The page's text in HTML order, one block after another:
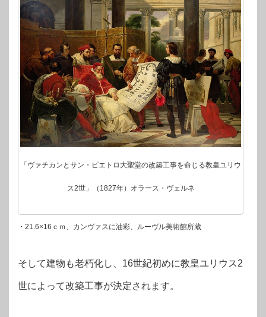
「ヴァチカンとサン・ピエトロ大聖堂の改築工事を命じる教皇ユリウ
ス2世」（1827年）オラース・ヴェルネ
・21.6×16ｃｍ、カンヴァスに油彩、ルーヴル美術館所蔵
そして建物も老朽化し、16世紀初めに教皇ユリウス2
世によって改築工事が決定されます。